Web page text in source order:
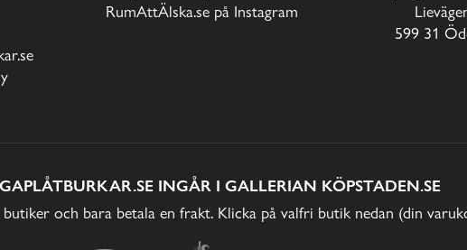
RumAttÄlska.se på Instagram
599 31
INGÅR I GALLERIAN KÖPSTADEN.SE
och bara betala en frakt. Klicka på valfri butik nedan (din